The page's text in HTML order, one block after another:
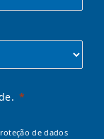
de dados